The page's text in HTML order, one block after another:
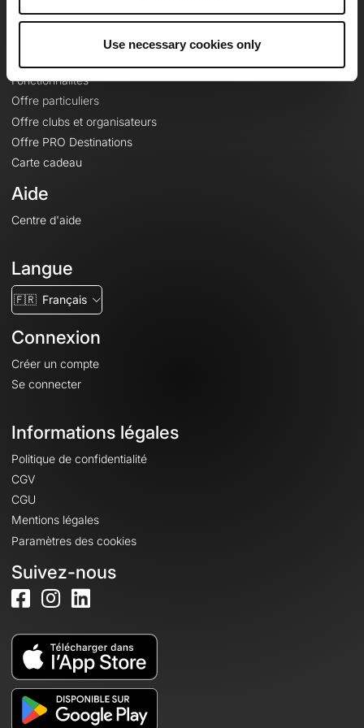
Use necessary cookies only
Fonctionnalités
Offre particuliers
Offre clubs et organisateurs
Offre PRO Destinations
Carte cadeau
Aide
Centre d'aide
Langue
🇫🇷 Français
Connexion
Créer un compte
Se connecter
Informations légales
Politique de confidentialité
CGV
CGU
Mentions légales
Paramètres des cookies
Suivez-nous